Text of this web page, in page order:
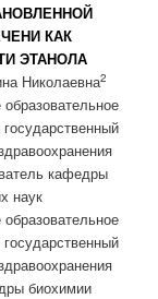
КАК
ЭТАНОЛА
Николаевна2
кафедры
наук
биохимии